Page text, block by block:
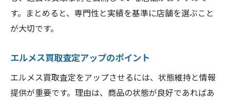
す。まとめると、専門性と実績を基準に店舗を選ぶこと
が大切です。
エルメス買取査定アップのポイント
エルメス買取査定をアップさせるには、状態維持と情報
提供が重要です。理由は、商品の状態が良好であればあ